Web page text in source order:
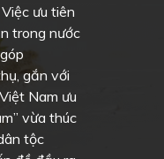
ưu tiên
trong nước
gắn với
Nam ưu
vừa thúc
tộc